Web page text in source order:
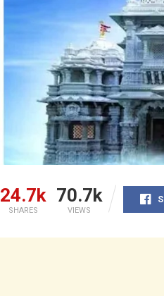
24.7k
SHARES
70.7k
VIEWS